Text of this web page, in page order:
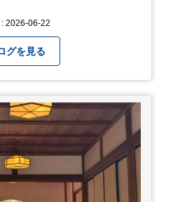
: 2026-06-22
グを見る